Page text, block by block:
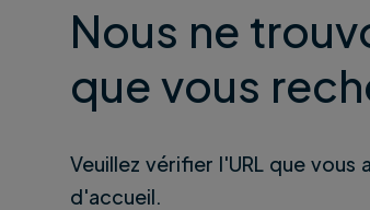
Nous ne
que vous
Veuillez vérifier l'URL que vous
d'accueil.